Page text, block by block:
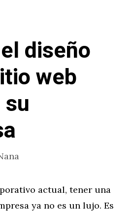
diseño
web
actual, tener una
ya no es un lujo. Es